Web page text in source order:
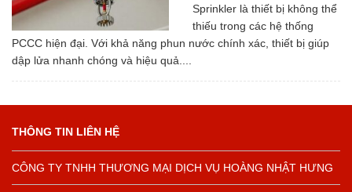
Sprinkler là thiết bị không thể
thiếu trong các hệ thống
PCCC hiện đại. Với khả năng phun nước chính xác, thiết bị giúp
dập lửa nhanh chóng và hiệu quả....
THÔNG TIN LIÊN HỆ
CÔNG TY TNHH THƯƠNG MẠI DỊCH VỤ HOÀNG NHẬT HƯNG